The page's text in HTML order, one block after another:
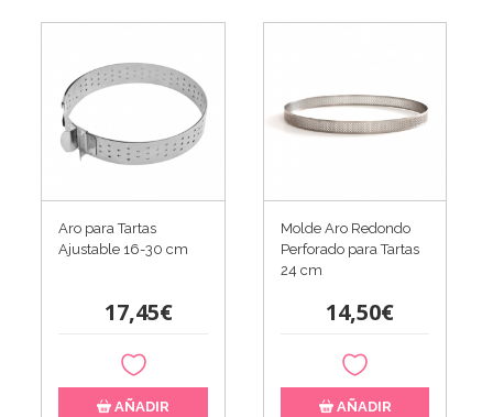
Aro para Tartas
Ajustable 16-30 cm
17,45€
AÑADIR
Molde Aro Redondo
Perforado para Tartas
24 cm
14,50€
AÑADIR